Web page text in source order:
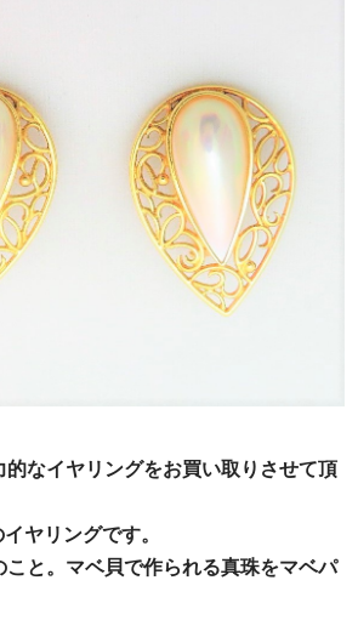
的なイヤリングをお買い取りさせて頂
ヤリングです。
こと。マベ貝で作られる真珠をマベパ